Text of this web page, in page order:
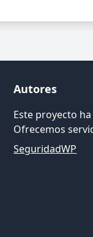
Autores
Este proyecto
Ofrecemos
SeguridadWP